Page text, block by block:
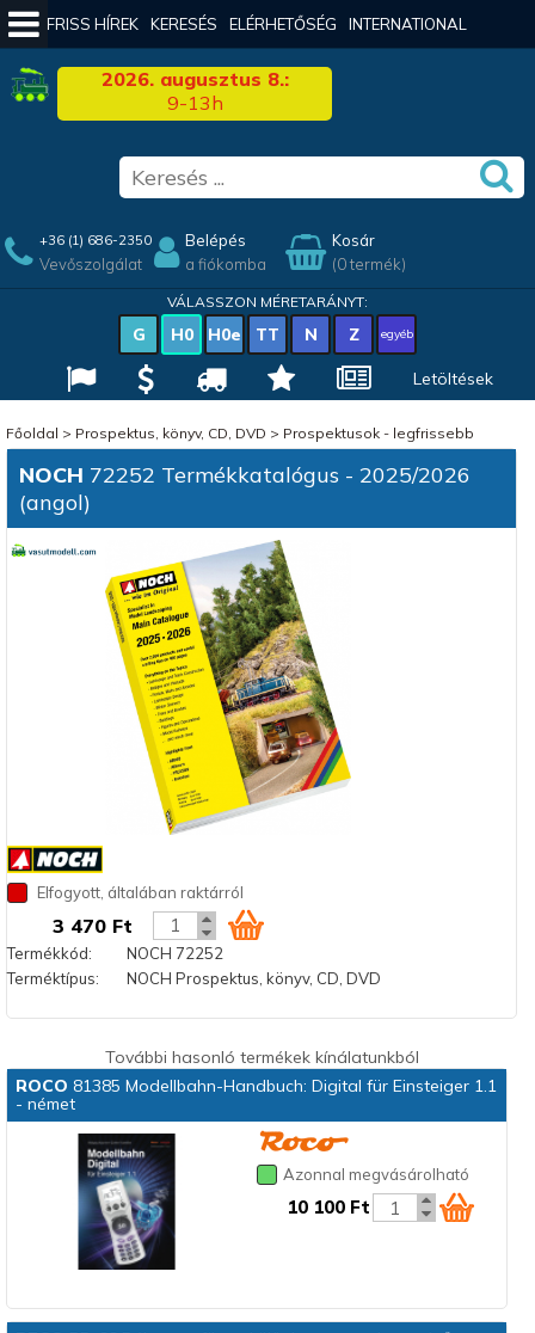
FRISS HÍREK KERESÉS ELÉRHETŐSÉG INTERNATIONAL
2026. augusztus 8.:
9-13h
+36 (1) 686-2350
Vevőszolgálat
Belépés
a fiókomba
Kosár
(0 termék)
VÁLASSZON MÉRETARÁNYT:
G H0 H0e TT N Z egyéb
Letöltések
Főoldal > Prospektus, könyv, CD, DVD > Prospektusok - legfrissebb
NOCH 72252 Termékkatalógus - 2025/2026
(angol)
Elfogyott, általában raktárról
3 470 Ft
Termékkód:
NOCH 72252
Terméktípus:
NOCH Prospektus, könyv, CD, DVD
További hasonló termékek kínálatunkból
ROCO 81385 Modellbahn-Handbuch: Digital für Einsteiger 1.1
- német
Azonnal megvásárolható
10 100 Ft